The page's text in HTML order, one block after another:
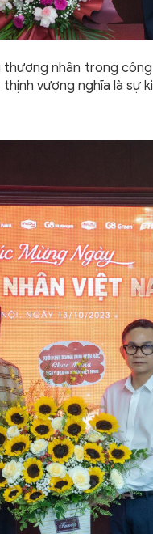
nhân trong
vượng nghĩa là sự